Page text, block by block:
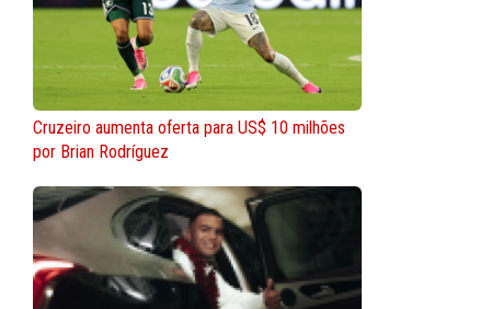
Cruzeiro aumenta oferta para US$ 10 milhões
por Brian Rodríguez